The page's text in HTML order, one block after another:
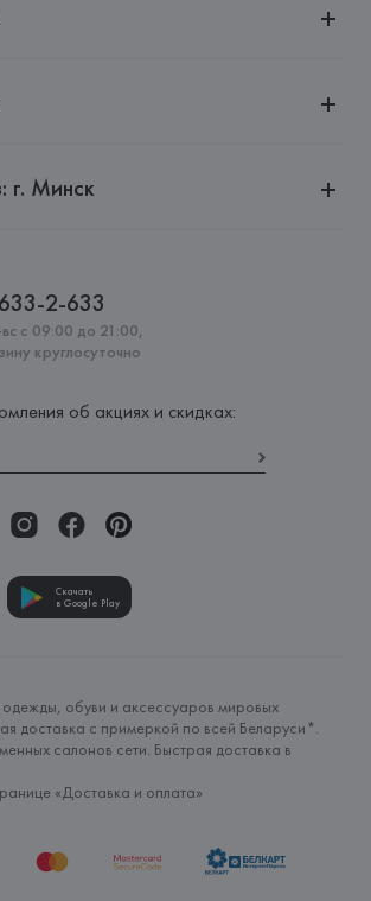
г. Минск
2-633
с 09:00 до 21:00,
круглосуточно
об акциях и скидках:
Скачать
в Google Play
обуви и аксессуаров мировых
доставка с примеркой по всей Беларуси*.
салонов сети. Быстрая доставка в
«Доставка и оплата»